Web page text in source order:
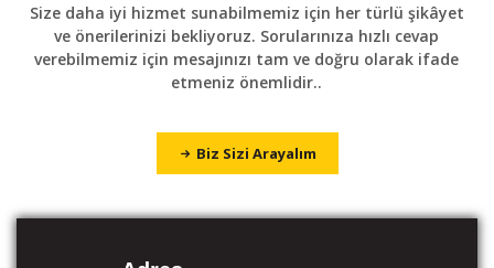
Size daha iyi hizmet sunabilmemiz için her türlü şikâyet
ve önerilerinizi bekliyoruz. Sorularınıza hızlı cevap
verebilmemiz için mesajınızı tam ve doğru olarak ifade
etmeniz önemlidir..
Biz Sizi Arayalım